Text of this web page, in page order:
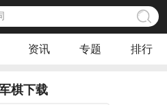
资讯 专题 排行
棋下载